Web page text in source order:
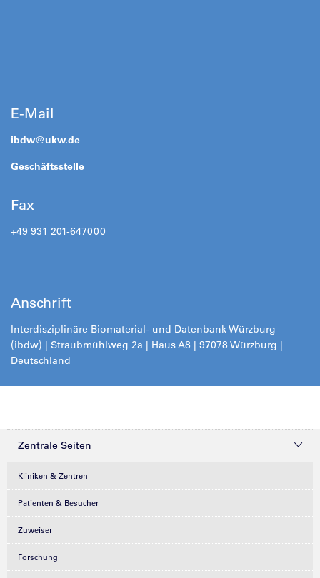
E-Mail
ibdw@ukw.de
Geschäftsstelle
Fax
+49 931 201-647000
Anschrift
Interdisziplinäre Biomaterial- und Datenbank Würzburg
(ibdw) | Straubmühlweg 2a | Haus A8 | 97078 Würzburg |
Deutschland
Zentrale Seiten
Kliniken & Zentren
Patienten & Besucher
Zuweiser
Forschung